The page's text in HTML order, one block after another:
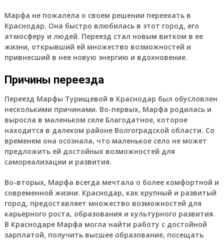
Марфа не пожалела о своем решении переехать в
Краснодар. Она быстро влюбилась в этот город, его
атмосферу и людей. Переезд стал новым витком в ее
жизни, открывший ей множество возможностей и
привнесший в нее новую энергию и вдохновение.
Причины переезда
Переезд Марфы Турищевой в Краснодар был обусловлен
несколькими причинами. Во-первых, Марфа родилась и
выросла в маленьком селе Благодатное, которое
находится в далеком районе Волгоградской области. Со
временем она осознала, что маленькое село не может
предложить ей достойных возможностей для
самореализации и развития.
Во-вторых, Марфа всегда мечтала о более комфортной и
современной жизни. Краснодар, как крупный и развитый
город, предоставляет множество возможностей для
карьерного роста, образования и культурного развития.
В Краснодаре Марфа могла найти работу с достойной
зарплатой, получить высшее образование, посещать